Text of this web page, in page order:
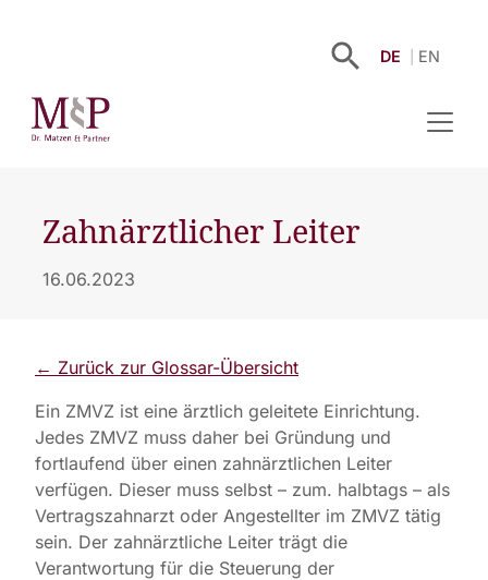
DE EN
Zahnärztlicher Leiter
16.06.2023
← Zurück zur Glossar-Übersicht
Ein ZMVZ ist eine ärztlich geleitete Einrichtung.
Jedes ZMVZ muss daher bei Gründung und
fortlaufend über einen zahnärztlichen Leiter
verfügen. Dieser muss selbst – zum. halbtags – als
Vertragszahnarzt oder Angestellter im ZMVZ tätig
sein. Der zahnärztliche Leiter trägt die
Verantwortung für die Steuerung der